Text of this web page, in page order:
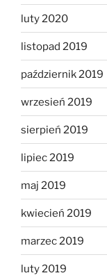
luty 2020
listopad 2019
październik 2019
wrzesień 2019
sierpień 2019
lipiec 2019
maj 2019
kwiecień 2019
marzec 2019
luty 2019